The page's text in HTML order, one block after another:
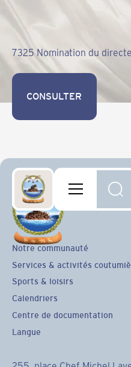
7325 Nomination du
CONSULTER
CONSULTER
Notre communauté
Services & activités
Sports & loisirs
Calendriers
Centre de documentation
Langue